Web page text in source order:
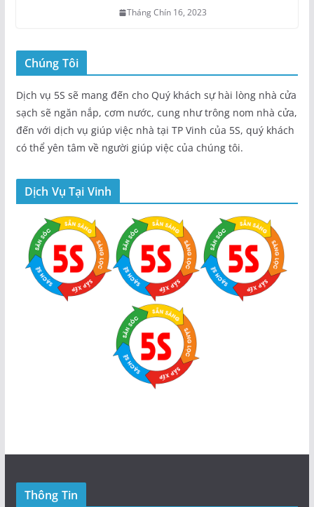
Tháng Chín 16, 2023
Chúng Tôi
Dịch vụ 5S sẽ mang đến cho Quý khách sự hài lòng nhà cửa
sạch sẽ ngăn nắp, cơm nước, cung như trông nom nhà cửa,
đến với dịch vụ giúp việc nhà tại TP Vinh của 5S, quý khách
có thể yên tâm về người giúp việc của chúng tôi.
Dịch Vụ Tại Vinh
Thông Tin